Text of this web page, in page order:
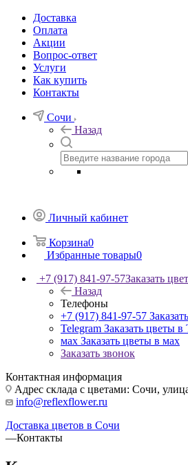
Доставка
Оплата
Акции
Вопрос-ответ
Услуги
Как купить
Контакты
Сочи
Назад
Личный кабинет
Корзина0
Избранные товары0
+7 (917) 841-97-57Заказать
Назад
Телефоны
+7 (917) 841-97-57
Telegram Заказать цветы в
мах Заказать цветы в мах
Заказать звонок
Контактная информация
Адрес склада с цветами: Сочи,
info@reflexflower.ru
Доставка цветов в Сочи
—Контакты